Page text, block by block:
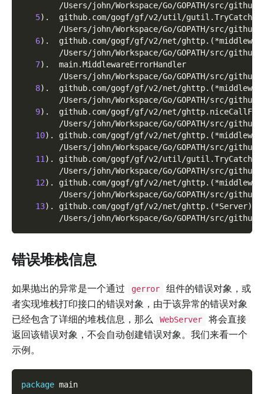
/Users/john/Workspace/Go/GOPATH/src/
5) .  github.com/gogf/gf/v2/util/gutil.TryCatch
/Users/john/Workspace/Go/GOPATH/src/
6) .  github.com/gogf/gf/v2/net/ghttp. (
/Users/john/Workspace/Go/GOPATH/src/
7) .  main.MiddlewareErrorHandler
/Users/john/Workspace/Go/GOPATH/src/
8) .  github.com/gogf/gf/v2/net/ghttp. (
/Users/john/Workspace/Go/GOPATH/src/
9) .  github.com/gogf/gf/v2/net/
/Users/john/Workspace/Go/GOPATH/src/
10) . github.com/gogf/gf/v2/net/ghttp. (
/Users/john/Workspace/Go/GOPATH/src/
11 ) . github.com/gogf/gf/v2/util/gutil.TryCatch
/Users/john/Workspace/Go/GOPATH/src/
12) . github.com/gogf/gf/v2/net/ghttp. (
/Users/john/Workspace/Go/GOPATH/src/
13) . github.com/gogf/gf/v2/net/ghttp. (*Server)
/Users/john/Workspace/Go/GOPATH/src/
错误堆栈信息
如果抛出的异常是一个通过 gerror
组件的错误对象，或
者实现堆栈打印接口的错误对象，由于该异常的错误对象
已经包含了详细的堆栈信息，那么
WebServer
将会直接
返回该错误对象，不会自动创建错误对象。我们来看一个
示例。
package main